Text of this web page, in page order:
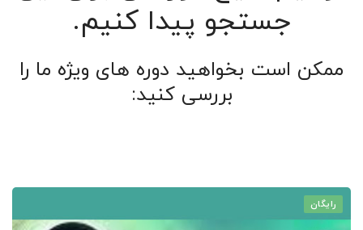
جستجو پیدا کنیم.
ممکن است بخواهید دوره های ویژه ما را
بررسی کنید:
رایگان